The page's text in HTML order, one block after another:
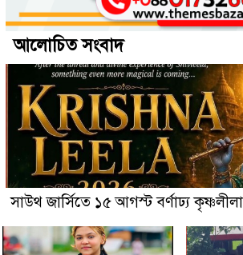
আলোচিত সংবাদ
সাউথ জার্সিতে ১৫ আগস্ট বর্ণাঢ্য কৃষ্ণলীলা